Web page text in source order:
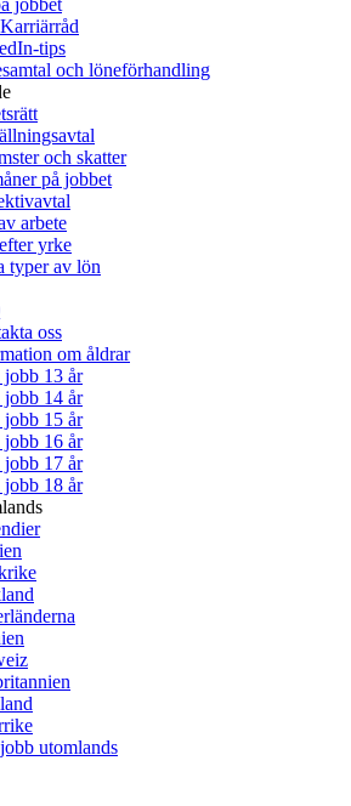
jobbet
tips
och löneförhandling
och skatter
på jobbet
arbete
yrke
typer av lön
oss
om åldrar
13 år
14 år
15 år
16 år
17 år
18 år
utomlands